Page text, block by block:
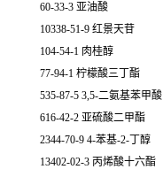
60-33-3 亚油酸
10338-51-9 红景天苷
104-54-1 肉桂醇
77-94-1 柠檬酸三丁酯
535-87-5 3,5-二氨基苯甲酸
616-42-2 亚硫酸二甲酯
2344-70-9 4-苯基-2-丁醇
13402-02-3 丙烯酸十六酯